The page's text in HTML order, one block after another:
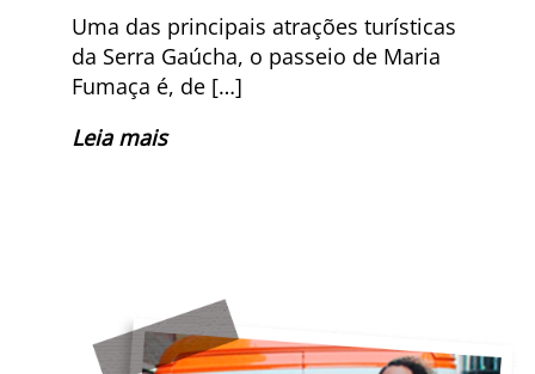
Uma das principais atrações turísticas
da Serra Gaúcha, o passeio de Maria
Fumaça é, de […]
Leia mais